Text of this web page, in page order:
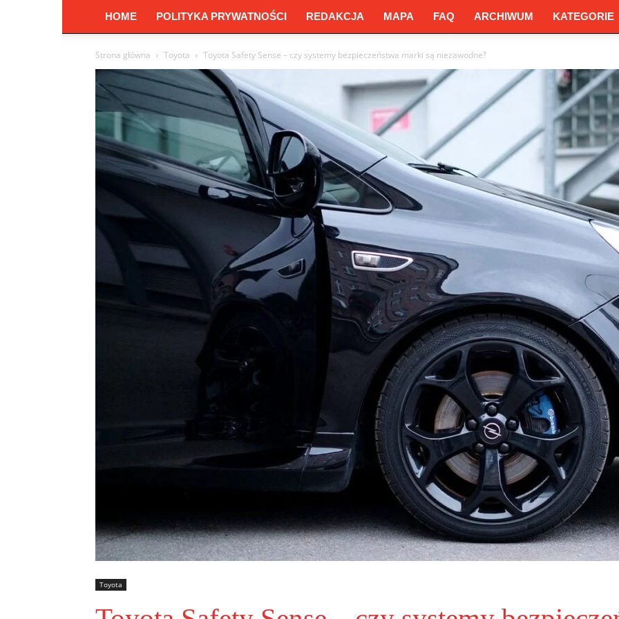
HOME POLITYKA PRYWATNOŚCI REDAKCJA MAPA FAQ ARCHIWUM KATEGORIE
Strona główna Toyota Toyota Safety Sense – czy systemy bezpieczeństwa marki są niezawodne?
Toyota